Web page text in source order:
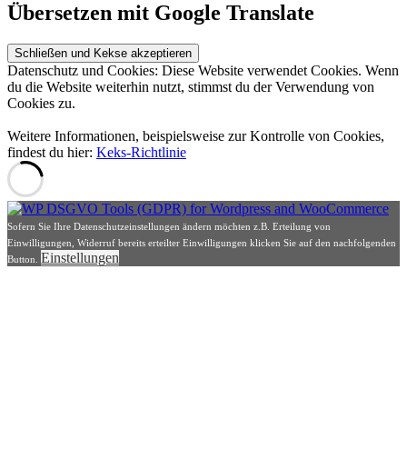
Übersetzen mit Google Translate
Datenschutz und Cookies: Diese Website verwendet Cookies. Wenn
du die Website weiterhin nutzt, stimmst du der Verwendung von
Cookies zu.
Weitere Informationen, beispielsweise zur Kontrolle von Cookies,
findest du hier: Keks-Richtlinie
Sofern Sie Ihre Datenschutzeinstellungen ändern möchten z.B. Erteilung von
Einwilligungen, Widerruf bereits erteilter Einwilligungen klicken Sie auf den nachfolgenden
Button. Einstellungen